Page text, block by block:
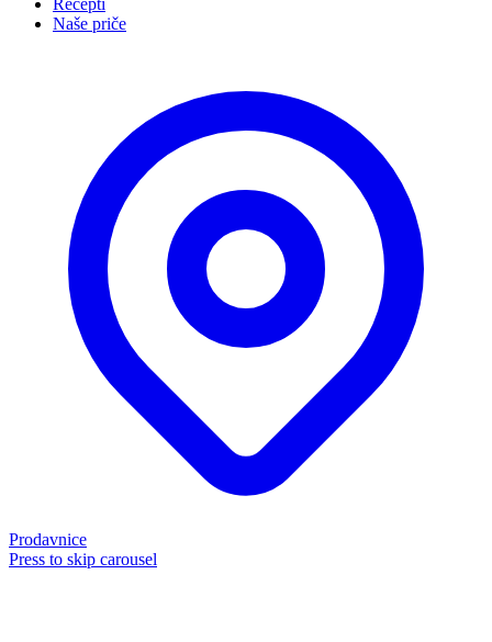
Recepti
Naše priče
Prodavnice
Press to skip carousel